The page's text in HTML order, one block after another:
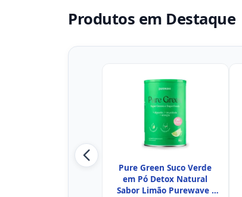
Produtos em Destaque
Pure Green Suco Verde
em Pó Detox Natural
Sabor Limão Purewave -